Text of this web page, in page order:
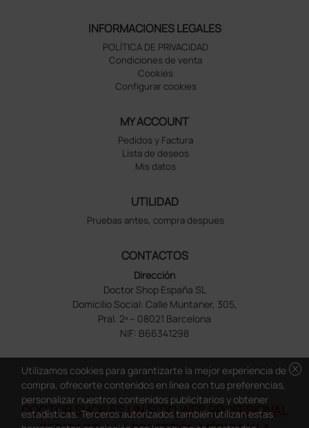
INFORMACIONES LEGALES
POLÍTICA DE PRIVACIDAD
Condiciones de venta
Cookies
Configurar cookies
MY ACCOUNT
Pedidos y Factura
Lista de deseos
Mis datos
UTILIDAD
Pruebas antes, compra despues
CONTACTOS
Dirección
Doctor Shop España SL
Domicilio Social: Calle Muntaner, 305,
Pral. 2ª – 08021 Barcelona
NIF: B66341298
DOCTOR SHOP ES UN SITIO WEB PROFESIONAL
cancel
Utilizamos cookies para garantizarte la mejor experiencia de
compra, ofrecerte contenidos en línea con tus preferencias,
personalizar nuestros contenidos publicitarios y obtener
estadísticas. Terceros autorizados también utilizan estas